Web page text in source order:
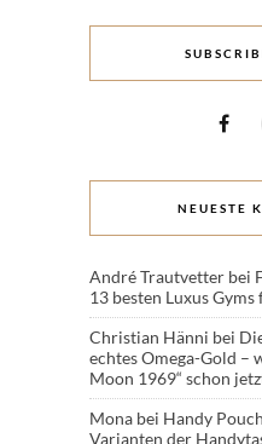
NEUESTE
André Trautvetter bei
13 besten Luxus
Christian Hänni bei
echtes Omega-Gold –
Moon 1969“ schon
Mona bei Handy
Varianten der